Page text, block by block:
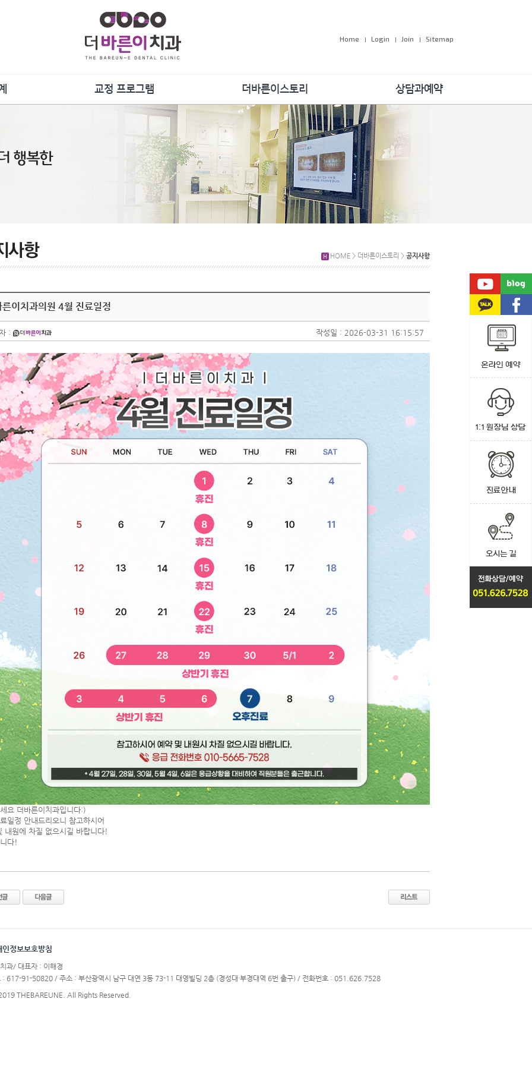
Home Login Join Sitemap
교정 프로그램 더바른이스토리 상담과예약
관리
증상별 프로그램
장치별 프로그램
공지사항
언론속의 더바른이
강연 및 학술대회
사회공헌활동
더바른 우리 이야기
감사합니다
원장님 1:1 상담
자주하는 질문
HOME > 더바른이스토리 > 공지사항
른이치과의원 4월 진료일정
: 작성일 : 2026-03-31 16:15:57
요 더바른이치과입니다:)
일정 안내드리오니 참고하시어
내원에 차질 없으시길 바랍니다!
다!
인정보보호방침
과/ 대표자 : 이해경
: 617-91-50820 / 주소 : 부산광역시 남구 대연 3동 73-11 대영빌딩 2층 (경성대·부경대역 6번 출구) / 전화번호 : 051.626.7528
THEBAREUNE. All Rights Reserved.